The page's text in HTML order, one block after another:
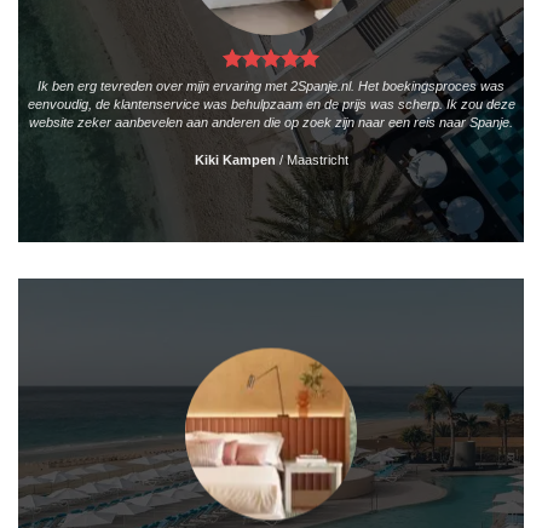
Ik ben erg tevreden over mijn ervaring met 2Spanje.nl. Het boekingsproces was
eenvoudig, de klantenservice was behulpzaam en de prijs was scherp. Ik zou deze
website zeker aanbevelen aan anderen die op zoek zijn naar een reis naar Spanje.
Kiki Kampen /Maastricht